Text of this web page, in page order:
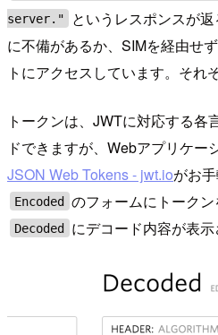
server."
というレスポンスが
に不備があるか、SIMを経由せ
トにアクセスしています。それ
トークンは、JWTに対応する各
ドできますが、Webアプリケー
JSON Web Tokens - jwt.ioがお
Encoded のフォームにトーク
Decoded にデコード内容が表示